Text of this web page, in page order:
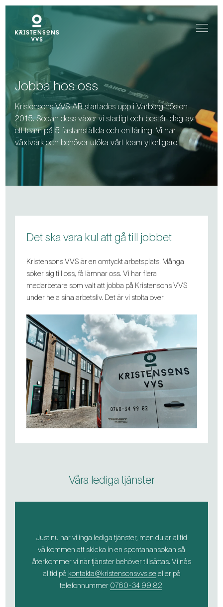
Jobba hos oss
Kristensons VVS AB startades upp i Varberg hösten
2015. Sedan dess växer vi stadigt och består idag av
ett team på 5 fastanställda och en lärling. Vi har
växtvärk och behöver utöka vårt team ytterligare.
Det ska vara kul att gå till jobbet
Kristensons VVS är en omtyckt arbetsplats. Många
söker sig till oss, få lämnar oss. Vi har flera
medarbetare som valt att jobba på Kristensons VVS
under hela sina arbetsliv. Det är vi stolta över.
Våra lediga tjänster
Just nu har vi inga lediga tjänster, men du är alltid
välkommen att skicka in en spontanansökan så
återkommer vi när tjänster behöver tillsättas. Vi nås
alltid på kontakta@kristensonsvvs.seeller på
telefonnummer 0760-34 99 82.